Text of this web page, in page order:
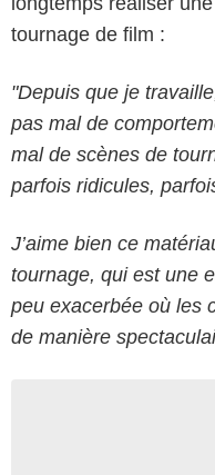
tournage de film :
"Depuis que je
pas mal de
mal de scènes de
parfois ridicules,
J’aime bien ce
tournage, qui est une
peu exacerbée où les
de manière